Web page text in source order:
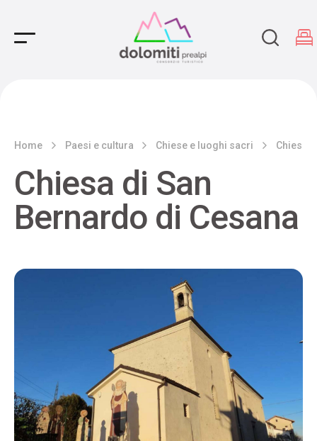
Main Navigation
Home Paesi e cultura Chiese e luoghi sacri Chiesa
Chiesa di San
Bernardo di Cesana